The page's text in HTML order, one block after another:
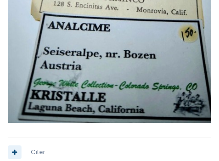
Citer